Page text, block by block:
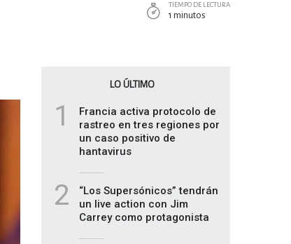
TIEMPO DE LECTURA
1 minutos
LO ÚLTIMO
1
Francia activa protocolo de
rastreo en tres regiones por
un caso positivo de
hantavirus
2
“Los Supersónicos” tendrán
un live action con Jim
Carrey como protagonista